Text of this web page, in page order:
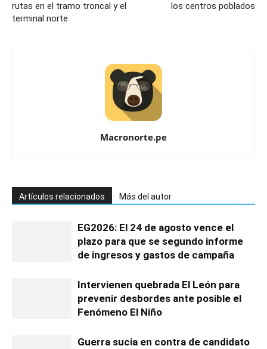
rutas en el tramo troncal y el
terminal norte
los centros poblados
Macronorte.pe
Artículos relacionados Más del autor
EG2026: El 24 de agosto vence el
plazo para que se segundo informe
de ingresos y gastos de campaña
Intervienen quebrada El León para
prevenir desbordes ante posible el
Fenómeno El Niño
Guerra sucia en contra de candidato